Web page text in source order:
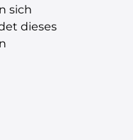
sich
dieses